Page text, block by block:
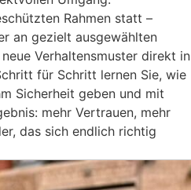
Rahmen statt –
an gezielt ausgewählten
Verhaltensmuster direkt in
für Schritt lernen Sie, wie
Sicherheit geben und mit
mehr Vertrauen, mehr
das sich endlich richtig